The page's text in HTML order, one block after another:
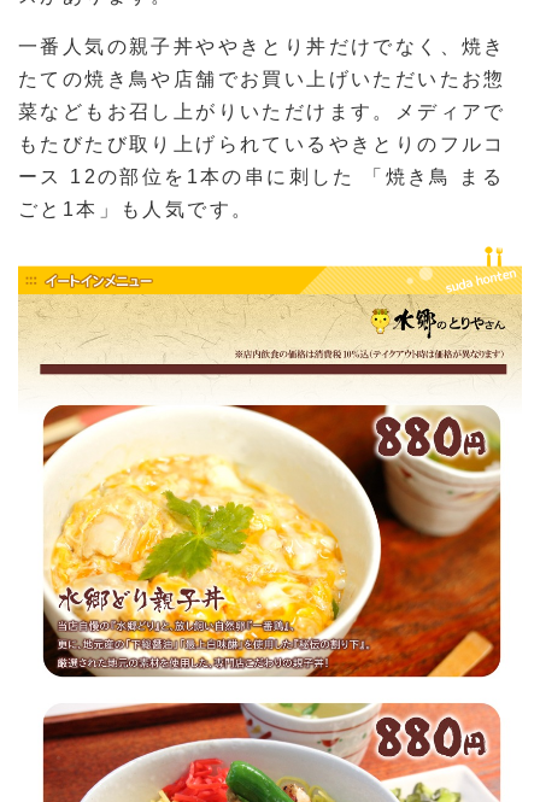
一番人気の親子丼ややきとり丼だけでなく、焼き
たての焼き鳥や店舗でお買い上げいただいたお惣
菜などもお召し上がりいただけます。メディアで
もたびたび取り上げられているやきとりのフルコ
ース 12の部位を1本の串に刺した 「焼き鳥 まる
ごと1本」も人気です。